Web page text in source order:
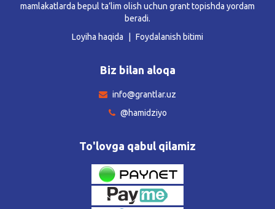
mamlakatlarda bepul ta’lim olish uchun grant topishda yordam
beradi.
Loyiha haqida
Foydalanish bitimi
Biz bilan aloqa
info@grantlar.uz
@hamidziyo
To'lovga qabul qilamiz